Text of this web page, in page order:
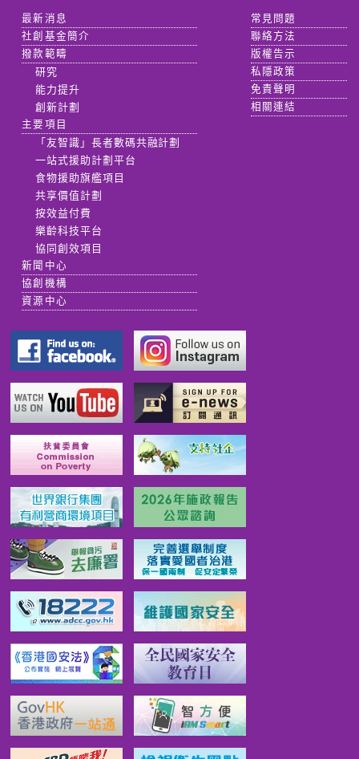
最新消息
社創基金簡介
撥款範疇
研究
能力提升
創新計劃
主要項目
「友智識」長者數碼共融計劃
一站式援助計劃平台
食物援助旗艦項目
共享價值計劃
按效益付費
樂齡科技平台
協同創效項目
新聞中心
協創機構
資源中心
常見問題
聯絡方法
版權告示
私隱政策
免責聲明
相關連結